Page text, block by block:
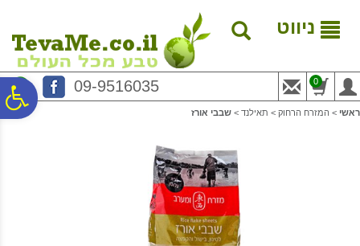
נגישות
המרכזי
ניווט
09-9516035 0
ראשי > המזרח הרחוק > תאילנד > שבבי אורז